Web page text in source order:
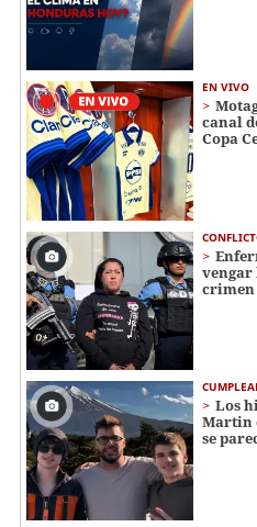
EN VIVO
canal
Copa
vengar
crimen
Los
Martin
se